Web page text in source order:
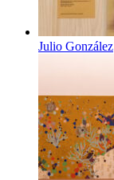
Julio González